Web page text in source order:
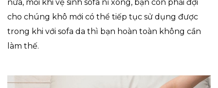
nữa, mỗi khi vệ sinh sofa nỉ xong, bạn còn phải đợi
cho chúng khô mới có thể tiếp tục sử dụng được
trong khi với sofa da thì bạn hoàn toàn không cần
làm thế.